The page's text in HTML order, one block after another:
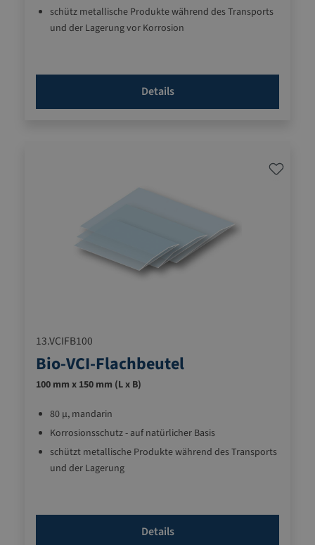
schütz metallische Produkte während des Transports
und der Lagerung vor Korrosion
Details
13.VCIFB100
Bio-VCI-Flachbeutel
100 mm x 150 mm (L x B)
80 µ, mandarin
Korrosionsschutz - auf natürlicher Basis
schützt metallische Produkte während des Transports
und der Lagerung
Details